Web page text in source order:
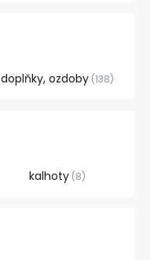
doplňky, ozdoby 138
kalhoty 8